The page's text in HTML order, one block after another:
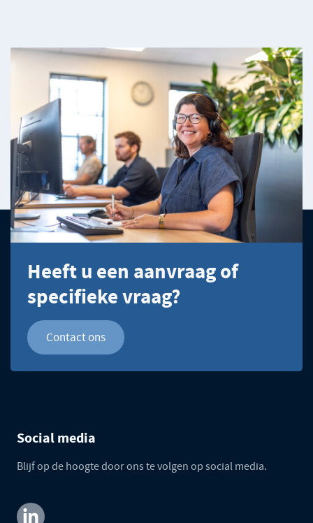
Heeft u een aanvraag of
specifieke vraag?
Contact ons
Social media
Blijf op de hoogte door ons te volgen op social media.